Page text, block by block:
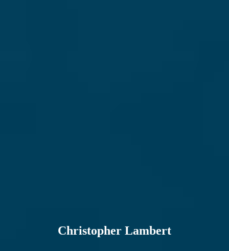
Christopher Lambert